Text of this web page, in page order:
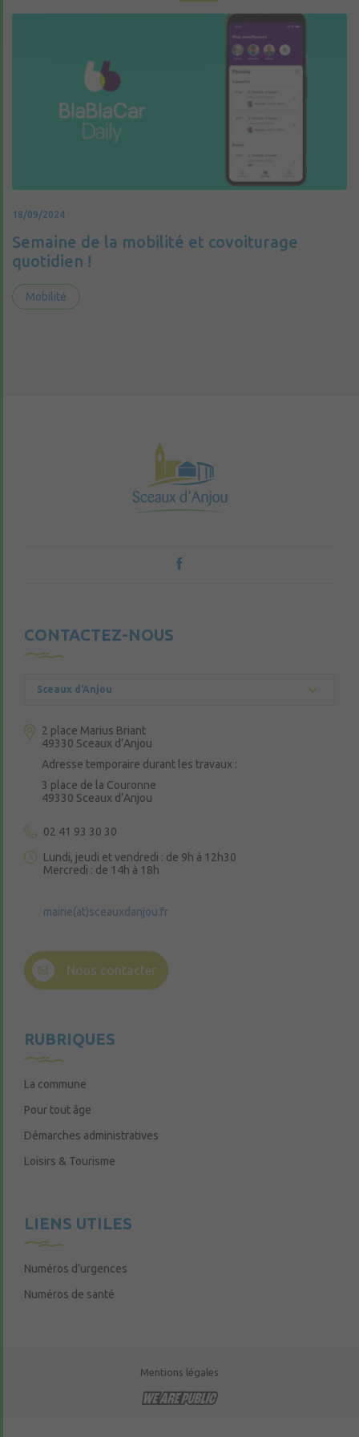
18/09/2024
Semaine de la mobilité et covoiturage
quotidien !
Mobilité
CONTACTEZ-NOUS
Sceaux d'Anjou
2 place Marius Briant
49330 Sceaux d’Anjou
Adresse temporaire durant les travaux :
3 place de la Couronne
49330 Sceaux d’Anjou
02 41 93 30 30
Lundi, jeudi et vendredi : de 9h à 12h30
Mercredi : de 14h à 18h
mairie(at)sceauxdanjou.fr
Nous contacter
RUBRIQUES
La commune
Pour tout âge
Démarches administratives
Loisirs & Tourisme
LIENS UTILES
Numéros d’urgences
Numéros de santé
Mentions légales